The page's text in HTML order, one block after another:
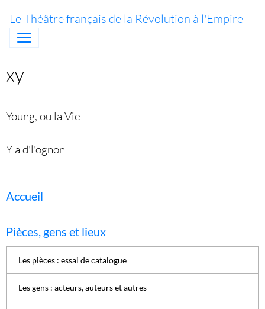
Le Théâtre français de la Révolution à l'Empire
xy
Young, ou la Vie
Y a d'l'ognon
Accueil
Pièces, gens et lieux
Les pièces : essai de catalogue
Les gens : acteurs, auteurs et autres